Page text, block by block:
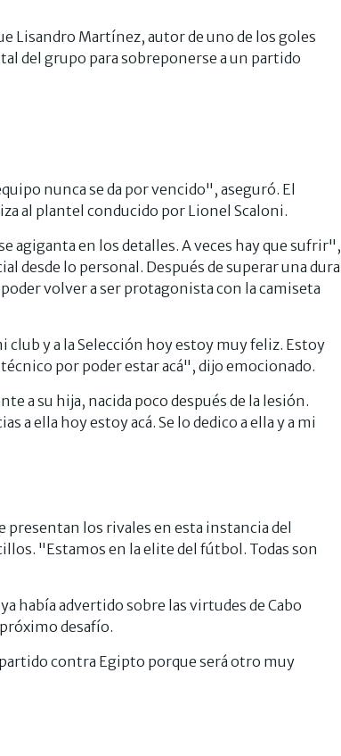
Lisandro Martínez, autor de uno de los goles
del grupo para sobreponerse a un partido
nunca se da por vencido", aseguró. El
al plantel conducido por Lionel Scaloni.
agiganta en los detalles. A veces hay que sufrir",
desde lo personal. Después de superar una dura
volver a ser protagonista con la camiseta
club y a la Selección hoy estoy muy feliz. Estoy
por poder estar acá", dijo emocionado.
a su hija, nacida poco después de la lesión.
a ella hoy estoy acá. Se lo dedico a ella y a mi
presentan los rivales en esta instancia del
"Estamos en la elite del fútbol. Todas son
había advertido sobre las virtudes de Cabo
desafío.
contra Egipto porque será otro muy